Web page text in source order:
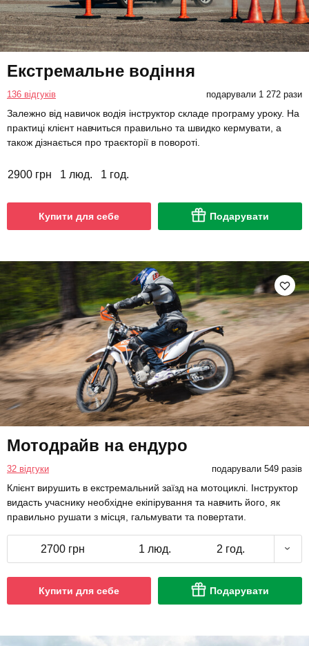
Екстремальне водіння
136 відгуків подарували 1 272 рази
Залежно від навичок водія інструктор складе програму уроку. На
практиці клієнт навчиться правильно та швидко кермувати, а
також дізнається про траєкторії в повороті.
2900 грн 1 люд. 1 год.
Купити для себе Подарувати
Мотодрайв на ендуро
32 відгуки подарували 549 разів
Клієнт вирушить в екстремальний заїзд на мотоциклі. Інструктор
видасть учаснику необхідне екіпірування та навчить його, як
правильно рушати з місця, гальмувати та повертати.
2700 грн 1 люд. 2 год.
Купити для себе Подарувати